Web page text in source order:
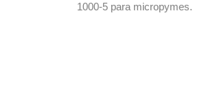
1000-5 para micropymes.